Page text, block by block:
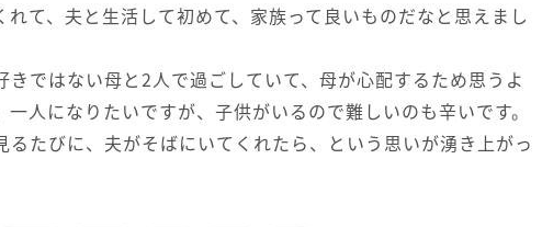
て、夫と生活して初めて、家族って良いものだなと思えまし
きではない母と2人で過ごしていて、母が心配するため思うよ
人になりたいですが、子供がいるので難しいのも辛いです。
たびに、夫がそばにいてくれたら、という思いが湧き上がっ